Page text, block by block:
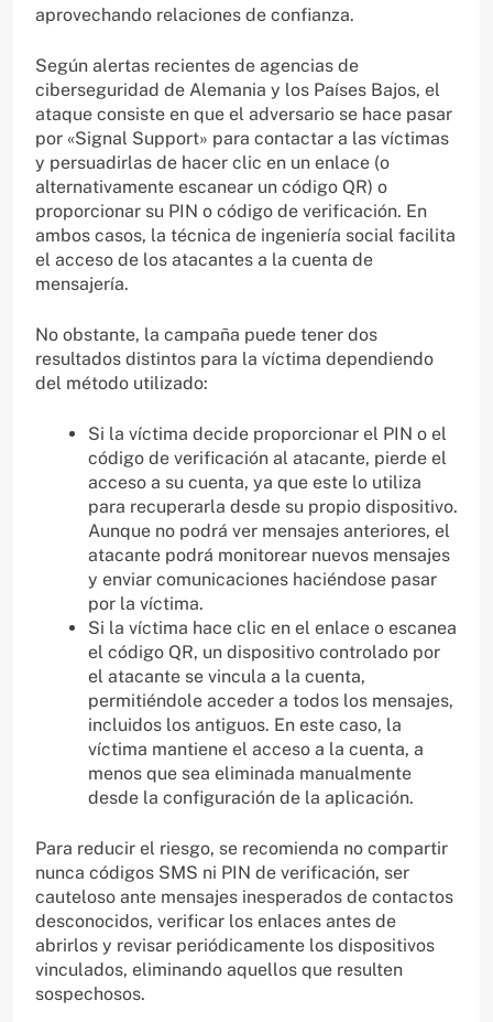
aprovechando relaciones de confianza.
Según alertas recientes de agencias de
ciberseguridad de Alemania y los Países Bajos, el
ataque consiste en que el adversario se hace pasar
por «Signal Support» para contactar a las víctimas
y persuadirlas de hacer clic en un enlace (o
alternativamente escanear un código QR) o
proporcionar su PIN o código de verificación. En
ambos casos, la técnica de ingeniería social facilita
el acceso de los atacantes a la cuenta de
mensajería.
No obstante, la campaña puede tener dos
resultados distintos para la víctima dependiendo
del método utilizado:
Si la víctima decide proporcionar el PIN o el
código de verificación al atacante, pierde el
acceso a su cuenta, ya que este lo utiliza
para recuperarla desde su propio dispositivo.
Aunque no podrá ver mensajes anteriores, el
atacante podrá monitorear nuevos mensajes
y enviar comunicaciones haciéndose pasar
por la víctima.
Si la víctima hace clic en el enlace o escanea
el código QR, un dispositivo controlado por
el atacante se vincula a la cuenta,
permitiéndole acceder a todos los mensajes,
incluidos los antiguos. En este caso, la
víctima mantiene el acceso a la cuenta, a
menos que sea eliminada manualmente
desde la configuración de la aplicación.
Para reducir el riesgo, se recomienda no compartir
nunca códigos SMS ni PIN de verificación, ser
cauteloso ante mensajes inesperados de contactos
desconocidos, verificar los enlaces antes de
abrirlos y revisar periódicamente los dispositivos
vinculados, eliminando aquellos que resulten
sospechosos.